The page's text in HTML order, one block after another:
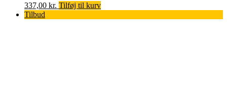
337,00 kr. Tilføj til kurv
Tilbud